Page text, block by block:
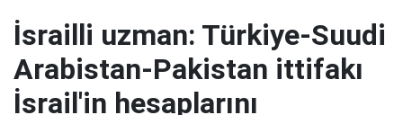
İsrailli uzman: Türkiye-Suudi
Arabistan-Pakistan ittifakı
İsrail'in hesaplarını